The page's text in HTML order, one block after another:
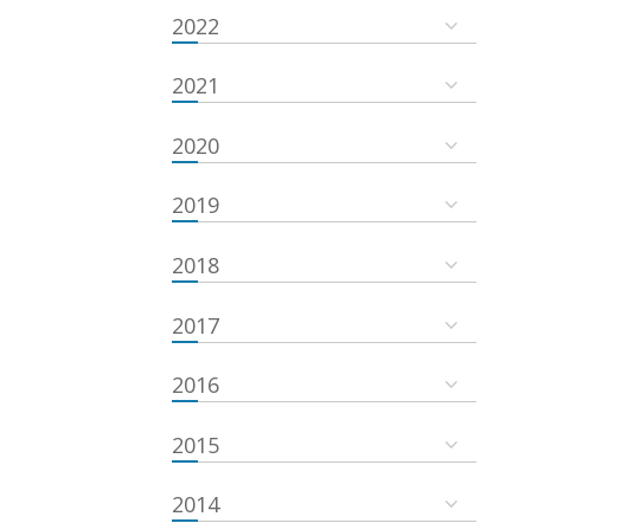
2022
2021
2020
2019
2018
2017
2016
2015
2014